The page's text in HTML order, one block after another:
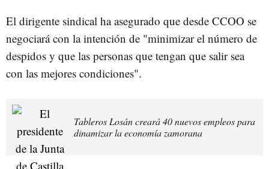
El dirigente sindical ha asegurado que desde CCOO se
negociará con la intención de "minimizar el número de
despidos y que las personas que tengan que salir sea
con las mejores condiciones".
Tableros Losán creará 40 nuevos empleos para
dinamizar la economía zamorana